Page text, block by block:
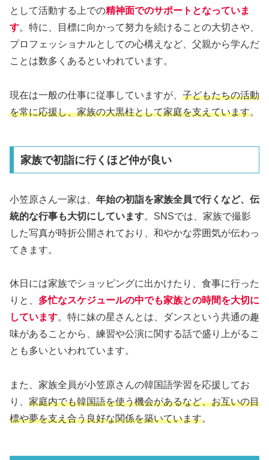
として活動する上での精神面でのサポートとなっていま
す。特に、目標に向かって努力を続けることの大切さや、
プロフェッショナルとしての心構えなど、父親から学んだ
ことは数多くあるといわれています。
現在は一般の仕事に従事していますが、 子どもたちの活動
を常に応援し、家族の大黒柱として家庭を支えています。
家族で初詣に行くほど仲が良い
小笠原さん一家は、 年始の初詣を家族全員で行くなど、伝
統的な行事も大切にしています。SNSでは、家族で撮影
した写真が時折公開されており、和やかな雰囲気が伝わっ
てきます。
休日には家族でショッピングに出かけたり、食事に行った
りと、 多忙なスケジュールの中でも家族との時間を大切に
しています。特に妹の星さんとは、ダンスという共通の趣
味があることから、練習や公演に関する話で盛り上がるこ
とも多いといわれています。
また、家族全員が小笠原さんの韓国語学習を応援してお
り、 家庭内でも韓国語を使う機会があるなど、お互いの目
標や夢を支え合う良好な関係を築いています。